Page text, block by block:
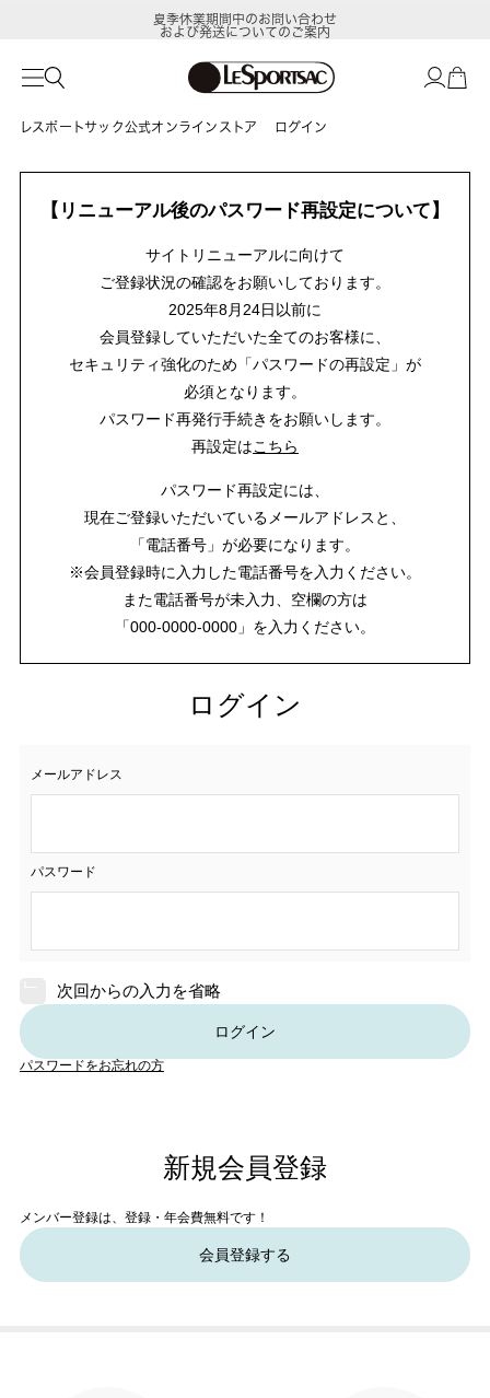
夏季休業期間中のお問い合わせ
および発送についてのご案内
レスポートサック公式オンラインストア ログイン
【リニューアル後のパスワード再設定について】
サイトリニューアルに向けて
ご登録状況の確認をお願いしております。
2025年8月24日以前に
会員登録していただいた全てのお客様に、
セキュリティ強化のため「パスワードの再設定」が
必須となります。
パスワード再発行手続きをお願いします。
再設定はこちら
パスワード再設定には、
現在ご登録いただいているメールアドレスと、
「電話番号」が必要になります。
※会員登録時に入力した電話番号を入力ください。
また電話番号が未入力、空欄の方は
「000-0000-0000」を入力ください。
ログイン
メールアドレス
パスワード
次回からの入力を省略
ログイン
パスワードをお忘れの方
新規会員登録
メンバー登録は、登録・年会費無料です！
会員登録する